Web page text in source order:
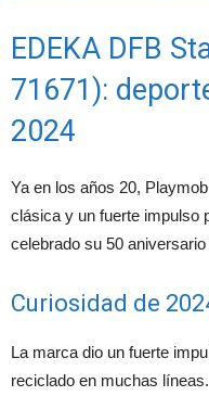
EDEKA DFB
71671):
2024
Ya en los años 20,
clásica y un fuerte impulso
celebrado su 50 aniversario
Curiosidad de
La marca dio un fuerte
reciclado en muchas líneas.